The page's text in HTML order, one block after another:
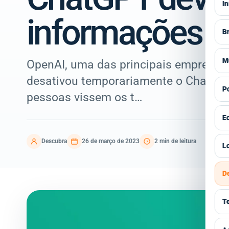
informações
OpenAI, uma das principais
desativou temporariamente o
pessoas vissem os t…
Descubra 26 de março de 2023 2 min de leitura